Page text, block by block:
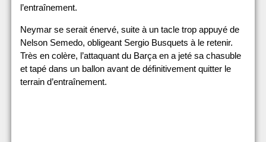
l’entraînement.
Neymar se serait énervé, suite à un tacle trop appuyé de
Nelson Semedo, obligeant Sergio Busquets à le retenir.
Très en colère, l’attaquant du Barça en a jeté sa chasuble
et tapé dans un ballon avant de définitivement quitter le
terrain d’entraînement.